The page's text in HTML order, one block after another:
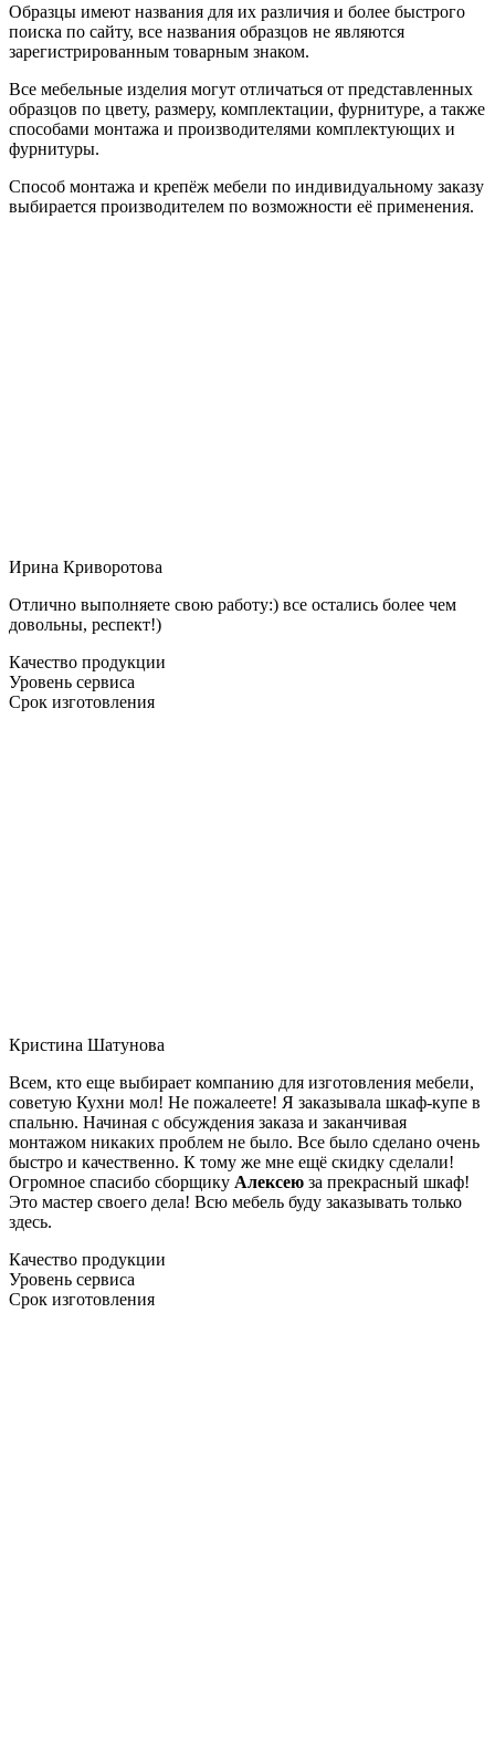
Образцы имеют названия для их различия и более быстрого
поиска по сайту, все названия образцов не являются
зарегистрированным товарным знаком.
Все мебельные изделия могут отличаться от представленных
образцов по цвету, размеру, комплектации, фурнитуре, а также
способами монтажа и производителями комплектующих и
фурнитуры.
Способ монтажа и крепёж мебели по индивидуальному заказу
выбирается производителем по возможности её применения.
Ирина Криворотова
Отлично выполняете свою работу:) все остались более чем
довольны, респект!)
Качество продукции
Уровень сервиса
Срок изготовления
Кристина Шатунова
Всем, кто еще выбирает компанию для изготовления мебели,
советую Кухни мол! Не пожалеете! Я заказывала шкаф-купе в
спальню. Начиная с обсуждения заказа и заканчивая
монтажом никаких проблем не было. Все было сделано очень
быстро и качественно. К тому же мне ещё скидку сделали!
Огромное спасибо сборщику Алексею за прекрасный шкаф!
Это мастер своего дела! Всю мебель буду заказывать только
здесь.
Качество продукции
Уровень сервиса
Срок изготовления